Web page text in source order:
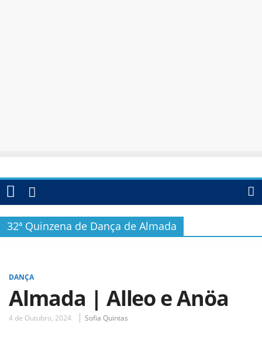
32ª Quinzena de Dança de Almada
DANÇA
Almada | Alleo e Anöa
4 de Outubro, 2024 Sofia Quintas